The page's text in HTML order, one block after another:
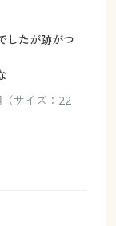
したが跡がつ
サイズ：22